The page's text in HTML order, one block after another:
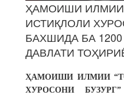
ҲАМОИШИ ИЛМИИ
ИСТИҚЛОЛИ
БАХШИДА БА
ДАВЛАТИ
ҲАМОИШИ ИЛМИИ
ХУРОСОНИ БУЗУРГ”